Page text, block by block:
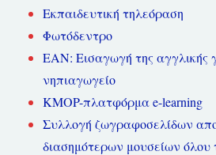
Εκπαιδευτική τηλεόραση
Φωτόδεντρο
ΕΑΝ: Εισαγωγή της αγγλικής
νηπιαγωγείο
KMOP-πλατφόρμα e-learning
Συλλογή ζωγραφοσελίδων
διασημότερων μουσείων όλου